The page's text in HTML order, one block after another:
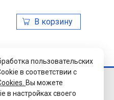
пользовательских
в соответствии с
Вы можете
в настройках своего